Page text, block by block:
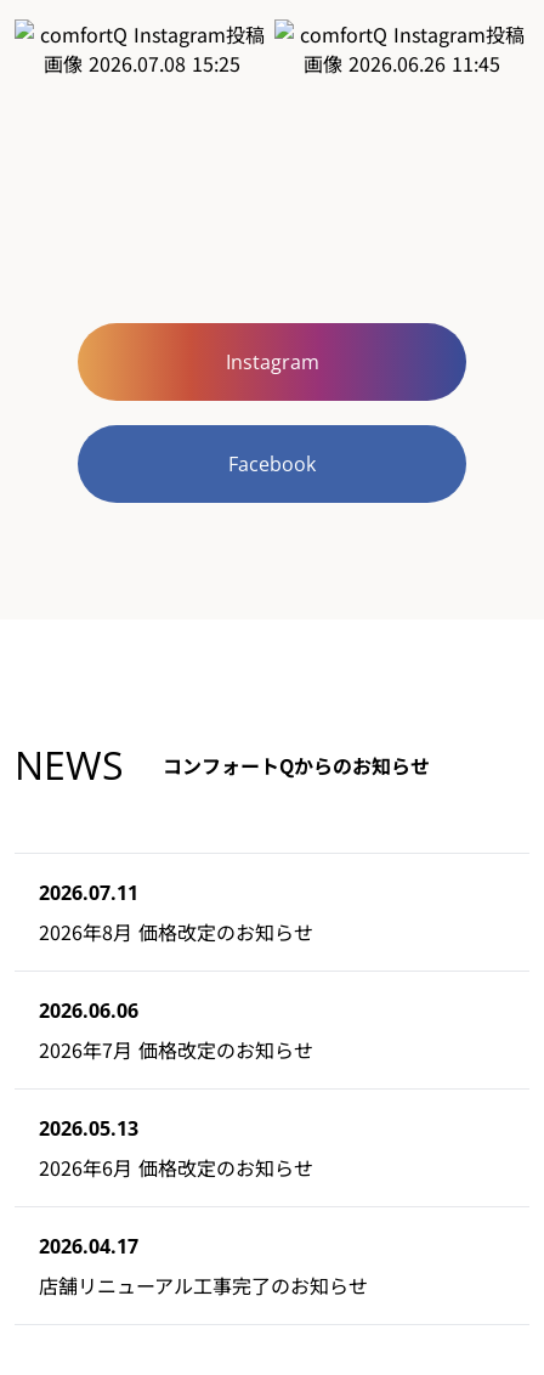
Instagram
Facebook
NEWS コンフォートQからのお知らせ
2026.07.11
2026年8月 価格改定のお知らせ
2026.06.06
2026年7月 価格改定のお知らせ
2026.05.13
2026年6月 価格改定のお知らせ
2026.04.17
店舗リニューアル工事完了のお知らせ